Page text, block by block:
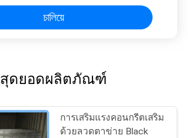
চালিয়ে
สุดยอดผลิตภัณฑ์
การเสริมแรงคอนกรีตเสริม
ด้วยลวดตาข่าย Black